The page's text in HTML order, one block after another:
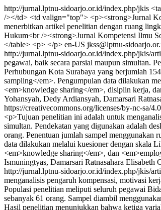
http://jurnal.lptnu-sidoarjo.or.id/index.php/jkis
/></td> <td valign="top"> <p><strong>Jurnal
menerbitkan artikel penelitian dengan ruang
Hukum<br /><strong>Jurnal Kompetensi Ilmu
</table> <p> </p> en-US jkss@lptnu-
http://jurnal.lptnu-sidoarjo.or.id/index.php/jkis/
pegawai, baik secara parsial maupun simultan.
Perhubungan Kota Surabaya yang berjumlah
sampling</em>. Pengumpulan data dilakukan
<em>knowledge sharing</em>, disiplin kerja,
Yohansyah, Dedy Ardiansyah, Damarsari
https://creativecommons.org/licenses/by-nc-sa/4.0
<p>Tujuan penelitian ini adalah untuk
simultan. Pendekatan yang digunakan adalah
orang. Penentuan jumlah sampel menggunakan
data dilakukan melalui kuesioner dengan skala
<em>knowledge sharing</em>, dan
Ismuningtyas, Damarsari Ratnasahara Elisabeth
http://jurnal.lptnu-sidoarjo.or.id/index.php/jkis/
menganalisis pengaruh kompensasi, motivasi
Populasi penelitian meliputi seluruh pegawai
sebanyak 61 orang. Sampel diambil
Hasil penelitian menunjukkan bahwa ketiga